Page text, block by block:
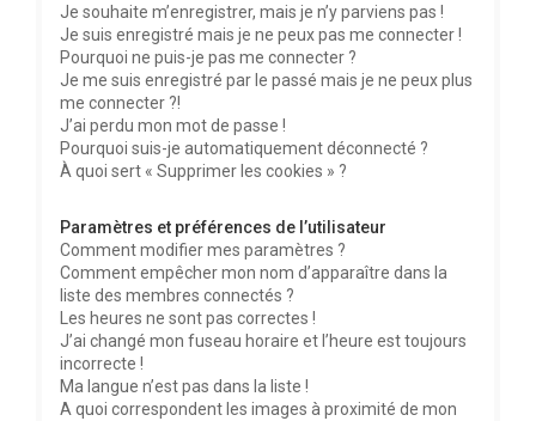
Je souhaite m’enregistrer, mais je n’y parviens pas !
Je suis enregistré mais je ne peux pas me connecter !
Pourquoi ne puis-je pas me connecter ?
Je me suis enregistré par le passé mais je ne peux plus
me connecter ?!
J’ai perdu mon mot de passe !
Pourquoi suis-je automatiquement déconnecté ?
À quoi sert « Supprimer les cookies » ?
Paramètres et préférences de l’utilisateur
Comment modifier mes paramètres ?
Comment empêcher mon nom d’apparaître dans la
liste des membres connectés ?
Les heures ne sont pas correctes !
J’ai changé mon fuseau horaire et l’heure est toujours
incorrecte !
Ma langue n’est pas dans la liste !
A quoi correspondent les images à proximité de mon